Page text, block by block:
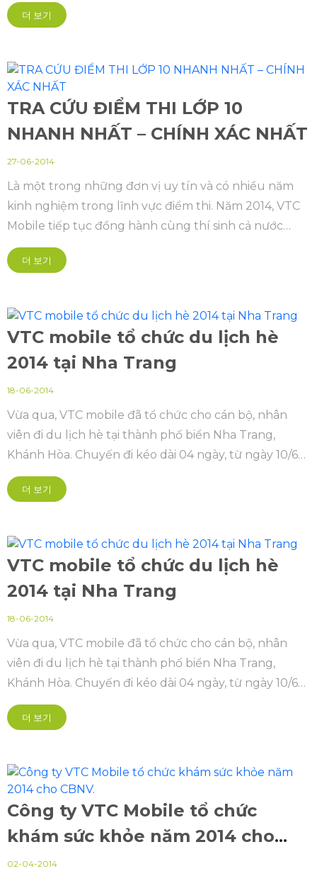
더 보기
TRA CỨU ĐIỂM THI LỚP 10
NHANH NHẤT – CHÍNH XÁC NHẤT
27-06-2014
Là một trong những đơn vị uy tín và có nhiều năm
kinh nghiệm trong lĩnh vực điểm thi. Năm 2014, VTC
Mobile tiếp tục đồng hành cùng thí sinh cả nước
trong kì thi tuyển sinh vào lớp 10.
더 보기
VTC mobile tổ chức du lịch hè
2014 tại Nha Trang
18-06-2014
Vừa qua, VTC mobile đã tổ chức cho cán bộ, nhân
viên đi du lịch hè tại thành phố biển Nha Trang,
Khánh Hòa. Chuyến đi kéo dài 04 ngày, từ ngày 10/6
đến ngày 13/6 với sự tham gia của hơn 150 người là
khách mời, cán bộ nhân viên công ty và người thân
더 보기
VTC mobile tổ chức du lịch hè
2014 tại Nha Trang
18-06-2014
Vừa qua, VTC mobile đã tổ chức cho cán bộ, nhân
viên đi du lịch hè tại thành phố biển Nha Trang,
Khánh Hòa. Chuyến đi kéo dài 04 ngày, từ ngày 10/6
đến ngày 13/6 với sự tham gia của hơn 150 người là
khách mời, cán bộ nhân viên công ty và người thân
더 보기
Công ty VTC Mobile tổ chức
khám sức khỏe năm 2014 cho
CBNV.
02-04-2014